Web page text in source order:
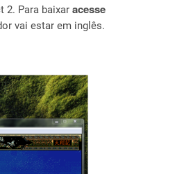
2. Para baixaracesse
vai estar em inglês.